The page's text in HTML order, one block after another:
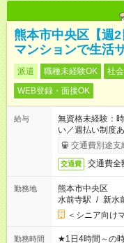
熊本市中央区【週
マンションで生活
派遣 職種未経験OK 社
WEB登録・面接OK
給与
無資格未経験：
い／週払い制度
完了次第のお支
交通費別途支
交通費 交通費
勤務地
熊本市中央区
水前寺駅 / 新水
＜シニア向け
勤務時間
★1日4時間～の時短シフトOK ★ス